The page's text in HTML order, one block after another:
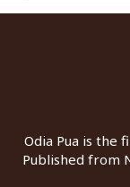
Odia Pua is the
Published from